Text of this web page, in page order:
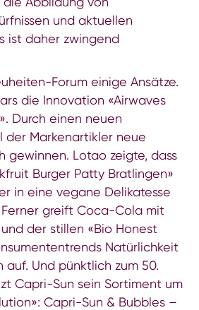
und aktuellen
ist daher zwingend
Forum einige Ansätze.
die Innovation «Airwaves
Durch einen neuen
der Markenartikler neue
gewinnen. Lotao zeigte, dass
Burger Patty Bratlingen»
in eine vegane Delikatesse
greift Coca-Cola mit
der stillen «Bio Honest
Natürlichkeit
auf. Und pünktlich zum 50.
Capri-Sun sein Sortiment um
Capri-Sun & Bubbles –